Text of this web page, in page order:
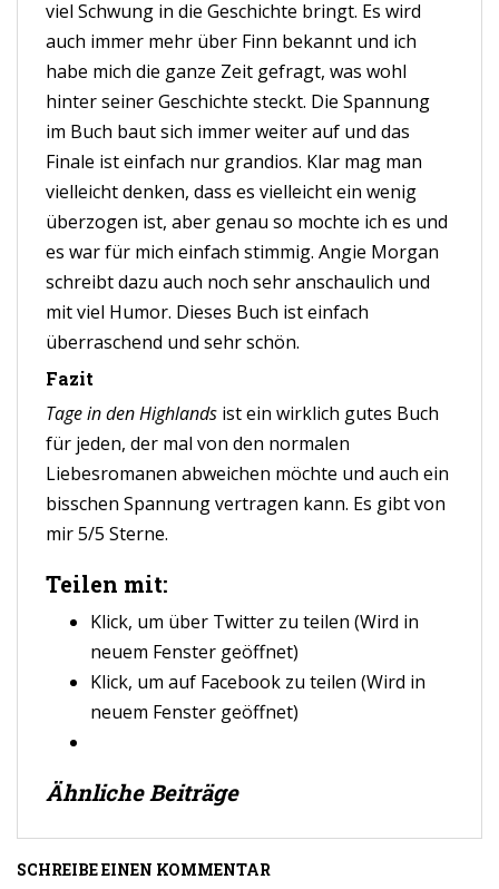
viel Schwung in die Geschichte bringt. Es wird
auch immer mehr über Finn bekannt und ich
habe mich die ganze Zeit gefragt, was wohl
hinter seiner Geschichte steckt. Die Spannung
im Buch baut sich immer weiter auf und das
Finale ist einfach nur grandios. Klar mag man
vielleicht denken, dass es vielleicht ein wenig
überzogen ist, aber genau so mochte ich es und
es war für mich einfach stimmig. Angie Morgan
schreibt dazu auch noch sehr anschaulich und
mit viel Humor. Dieses Buch ist einfach
überraschend und sehr schön.
Fazit
Tage in den Highlands ist ein wirklich gutes Buch
für jeden, der mal von den normalen
Liebesromanen abweichen möchte und auch ein
bisschen Spannung vertragen kann. Es gibt von
mir 5/5 Sterne.
Teilen mit:
Klick, um über Twitter zu teilen (Wird in
neuem Fenster geöffnet)
Klick, um auf Facebook zu teilen (Wird in
neuem Fenster geöffnet)
Ähnliche Beiträge
SCHREIBE EINEN KOMMENTAR